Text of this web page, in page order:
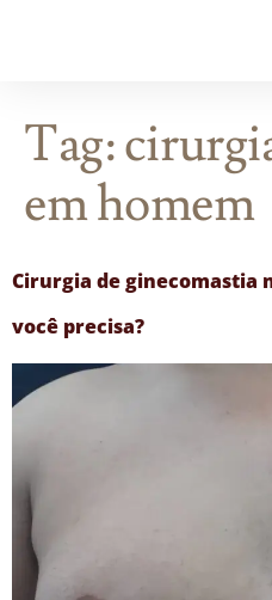
Tag:
em homem
Cirurgia de ginecomastia
você precisa?